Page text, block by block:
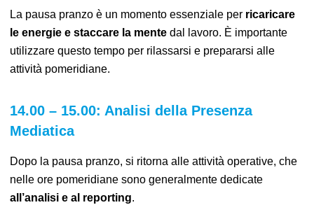
La pausa pranzo è un momento essenziale per ricaricare
le energie e staccare la mente dal lavoro. È importante
utilizzare questo tempo per rilassarsi e prepararsi alle
attività pomeridiane.
14.00 – 15.00: Analisi della Presenza
Mediatica
Dopo la pausa pranzo, si ritorna alle attività operative, che
nelle ore pomeridiane sono generalmente dedicate
all’analisi e al reporting.